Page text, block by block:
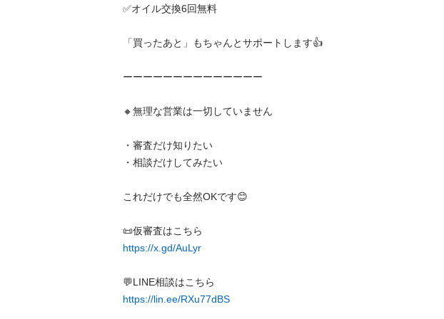
✅️オイル交換6回無料
「買ったあと」もちゃんとサポートします👍
ーーーーーーーーーーーーーー
🔸無理な営業は一切していません
・審査だけ知りたい
・相談だけしてみたい
これだけでも全然OKです😊
https://x.gd/AuLyr
https://lin.ee/RXu77dBS